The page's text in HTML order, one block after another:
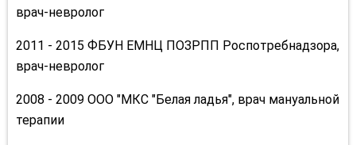
врач-невролог
2011 - 2015 ФБУН ЕМНЦ ПОЗРПП Роспотребнадзора,
врач-невролог
2008 - 2009 ООО "МКС "Белая ладья", врач мануальной
терапии